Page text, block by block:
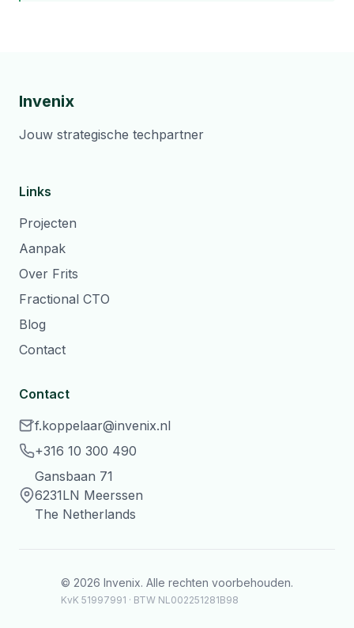
Invenix
Jouw strategische techpartner
Links
Projecten
Aanpak
Over Frits
Fractional CTO
Blog
Contact
Contact
f.koppelaar@invenix.nl
+316 10 300 490
Gansbaan 71
6231LN Meerssen
The Netherlands
© 2026 Invenix. Alle rechten voorbehouden.
KvK 51997991 · BTW NL002251281B98